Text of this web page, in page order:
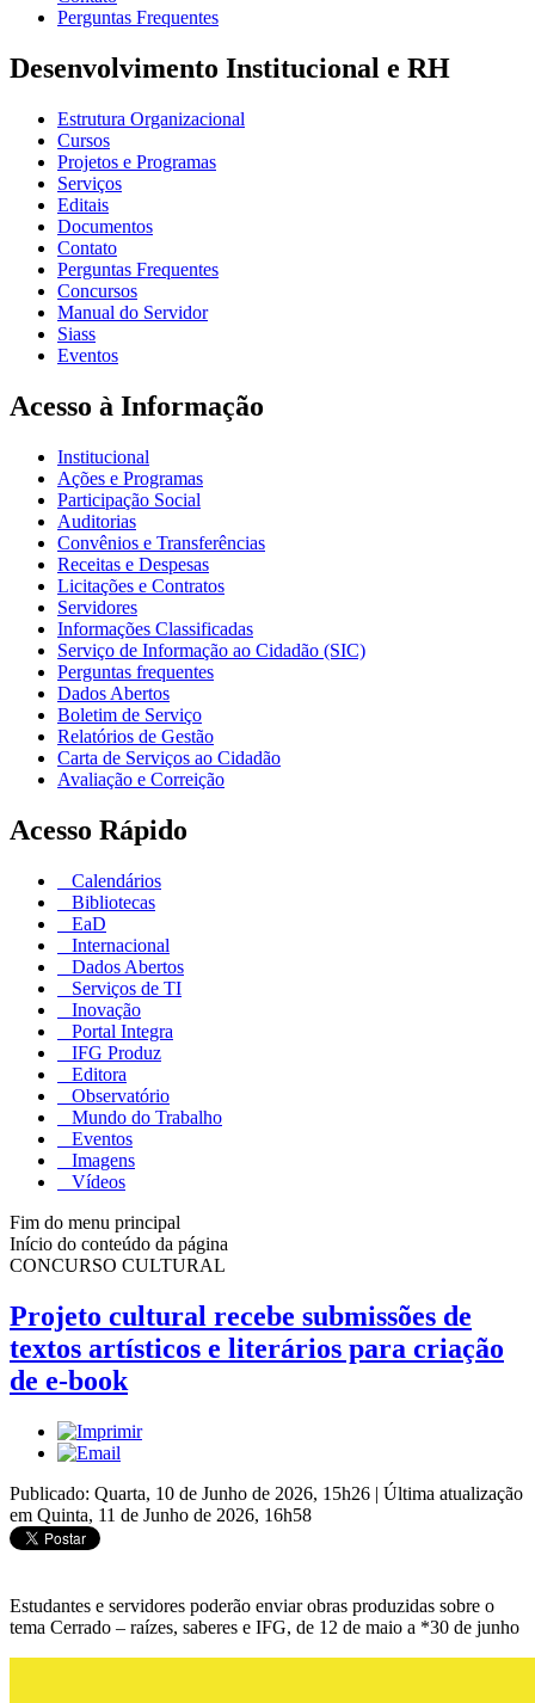
Perguntas Frequentes
Desenvolvimento Institucional e RH
Estrutura Organizacional
Cursos
Projetos e Programas
Serviços
Editais
Documentos
Contato
Perguntas Frequentes
Concursos
Manual do Servidor
Siass
Eventos
Acesso à Informação
Institucional
Ações e Programas
Participação Social
Auditorias
Convênios e Transferências
Receitas e Despesas
Licitações e Contratos
Servidores
Informações Classificadas
Serviço de Informação ao Cidadão (SIC)
Perguntas frequentes
Dados Abertos
Boletim de Serviço
Relatórios de Gestão
Carta de Serviços ao Cidadão
Avaliação e Correição
Acesso Rápido
Calendários
Bibliotecas
EaD
Internacional
Dados Abertos
Serviços de TI
Inovação
Portal Integra
IFG Produz
Editora
Observatório
Mundo do Trabalho
Eventos
Imagens
Vídeos
Fim do menu principal
Início do conteúdo da página
CONCURSO CULTURAL
Projeto cultural recebe submissões de
textos artísticos e literários para criação
de e-book
Publicado: Quarta, 10 de Junho de 2026, 15h26 | Última atualização
em Quinta, 11 de Junho de 2026, 16h58
Estudantes e servidores poderão enviar obras produzidas sobre o
tema Cerrado – raízes, saberes e IFG, de 12 de maio a *30 de junho